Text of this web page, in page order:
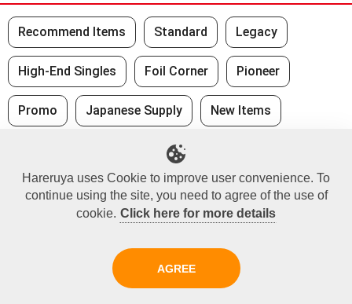
Recommend Items Standard Legacy
High-End Singles Foil Corner Pioneer
Promo Japanese Supply New Items
Recently Viewed
Did you find what you were looking for?
Hareruya uses Cookie to improve user convenience. To
continue using the site, you need to agree of the use of
cookie. Click here for more details
AGREE